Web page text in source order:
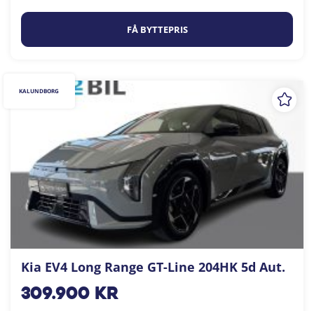
FÅ BYTTEPRIS
Kia EV4 Long Range GT-Line 204HK 5d Aut.
309.900kr
KALUNDBORG